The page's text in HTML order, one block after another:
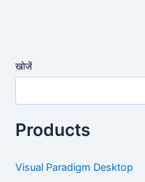
खोजें
Products
Visual Paradigm Desktop